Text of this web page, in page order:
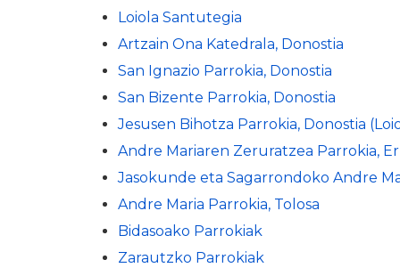
Loiola Santutegia
Artzain Ona Katedrala, Donostia
San Ignazio Parrokia, Donostia
San Bizente Parrokia, Donostia
Jesusen Bihotza Parrokia, Donostia
Andre Mariaren Zeruratzea Parrokia,
Jasokunde eta Sagarrondoko Andre
Andre Maria Parrokia, Tolosa
Bidasoako Parrokiak
Zarautzko Parrokiak